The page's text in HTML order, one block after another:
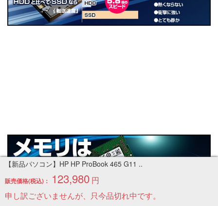
【新品パソコン】HP HP ProBook 465 G11 ..
販売価格(税込)： 123,980 円
申し訳ございませんが、只今品切れ中です。